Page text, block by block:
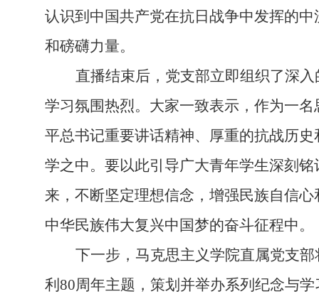
认识到中国共产党在抗日战争中发挥的
和磅礴力量。
直播结束后， 党支部立即组织了深
学习氛围热烈。大家一致表示，作为一
平总书记重要讲话精神、厚重的抗战历
学之中。要以此引导广大青年学生深刻
来，不断坚定理想信念，增强民族自信
中华民族伟大复兴中国梦的奋斗征程中。
下一步，马克思主义学院直属党支
利 80周年主题，策划并举办系列纪念与